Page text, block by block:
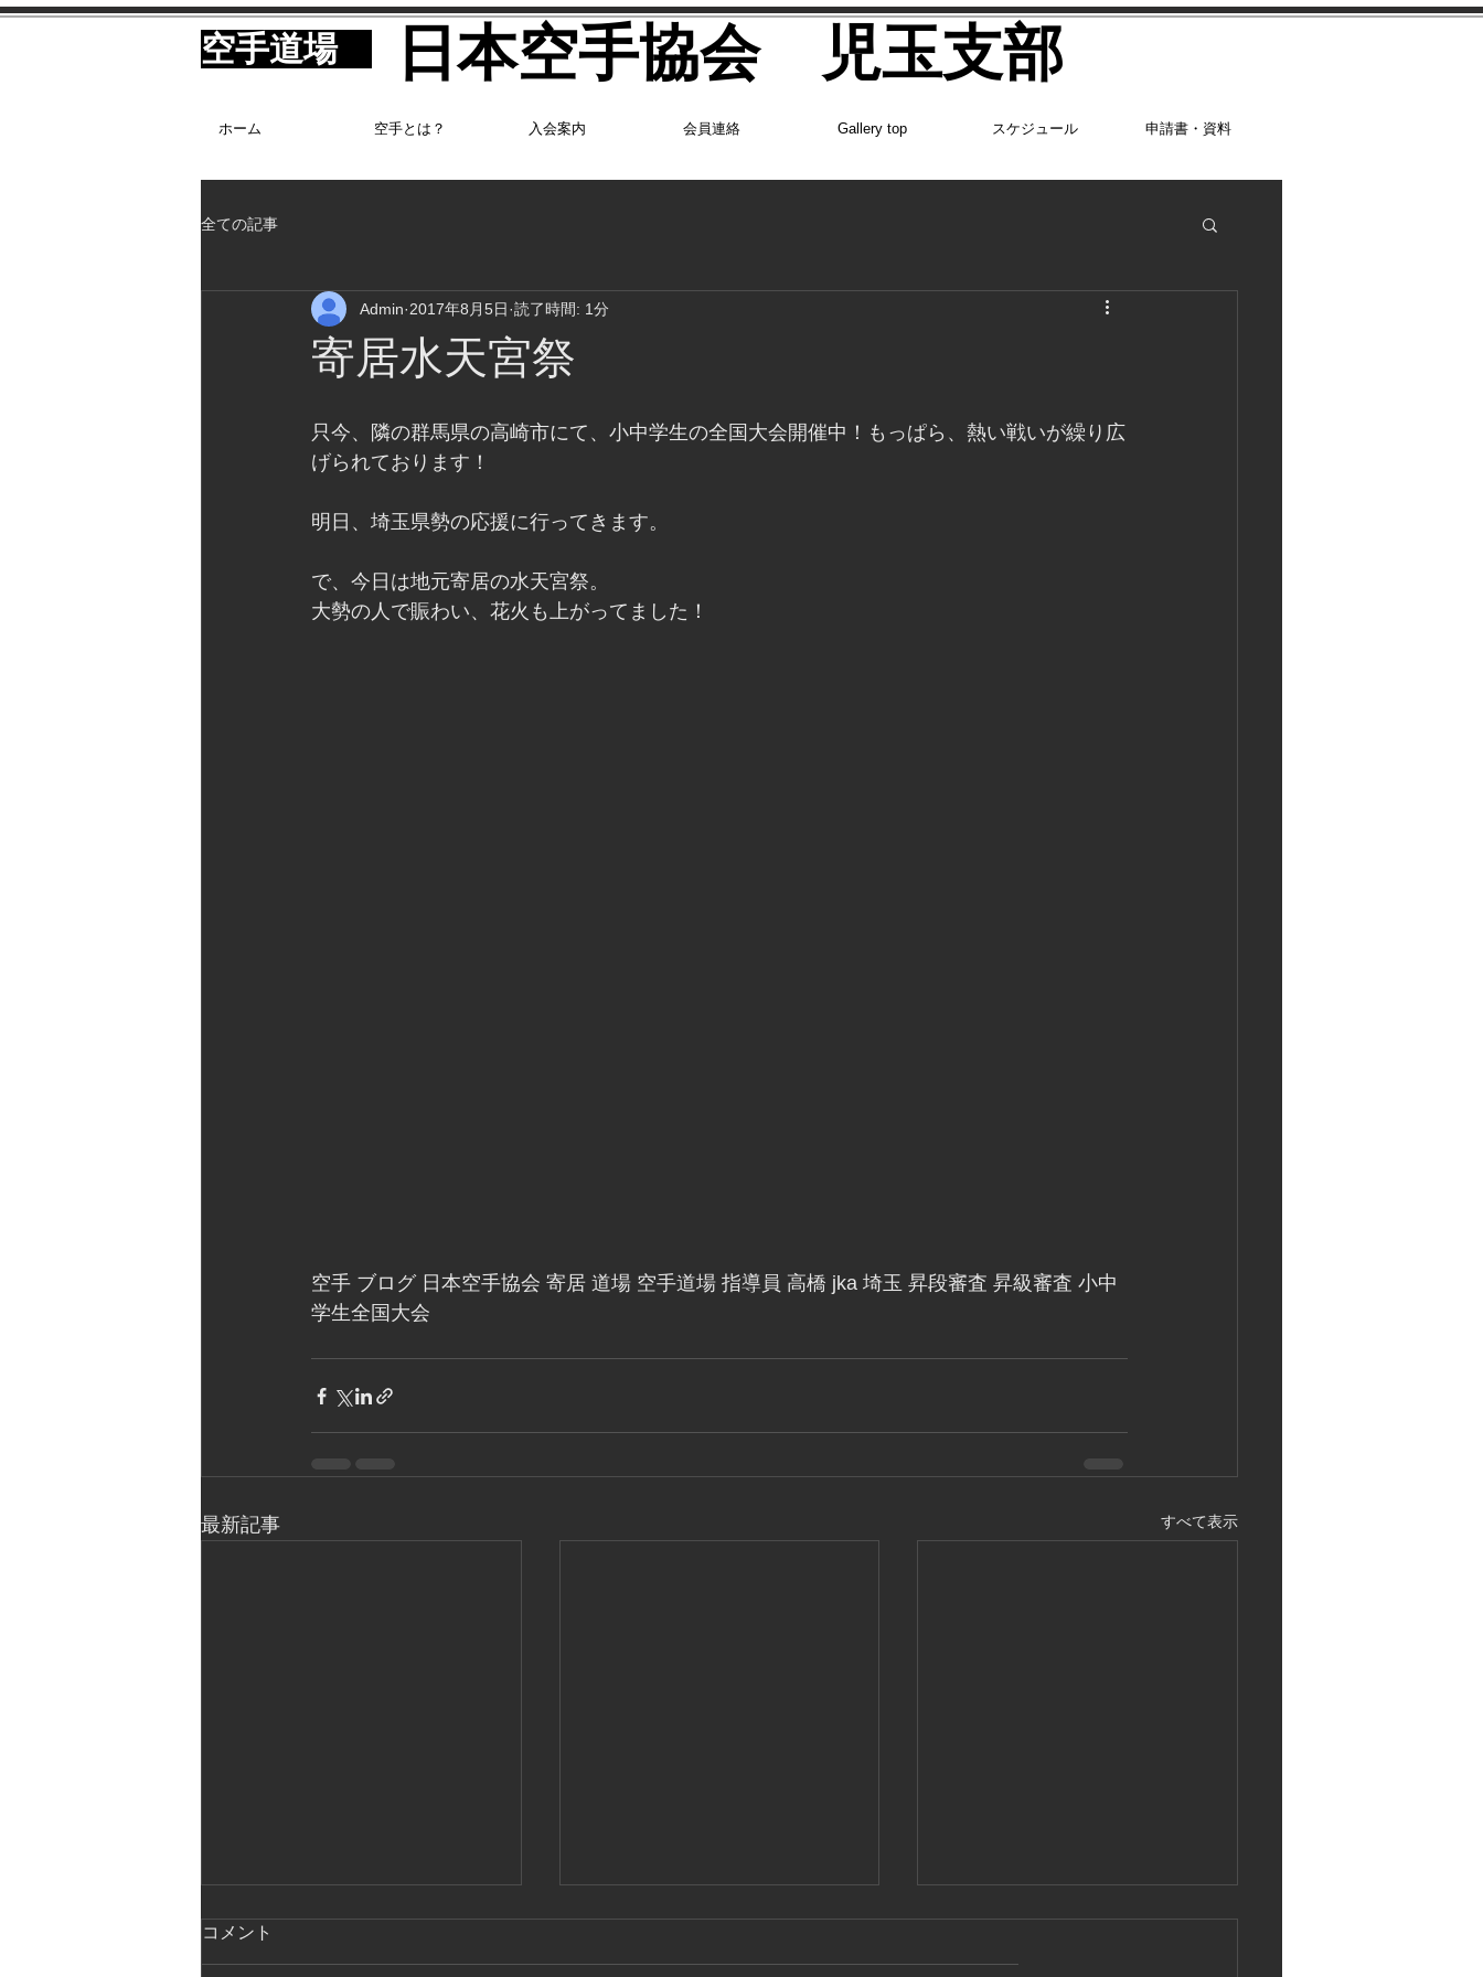
​空手道場 ​日本空手協会 児玉支部
ホーム 空手とは？ 入会案内 会員連絡 Gallery top スケジュール 申請書・資料
全ての記事
寄居水天宮祭
Admin 2017年8月5日 読了時間: 1分
只今、隣の群馬県の高崎市にて、小中学生の全国大会開催中！もっぱら、熱い戦いが繰り広
げられております！
明日、埼玉県勢の応援に行ってきます。
で、今日は地元寄居の水天宮祭。
大勢の人で賑わい、花火も上がってました！
空手 ブログ 日本空手協会 寄居 道場 空手道場 指導員 高橋 jka 埼玉 昇段審査 昇級審査 小中
学生全国大会
最新記事 すべて表示
コメント